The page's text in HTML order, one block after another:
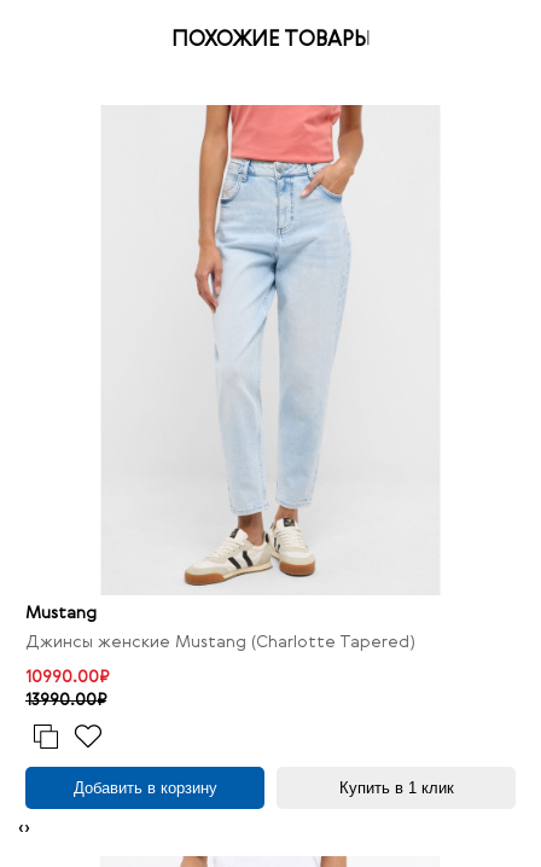
ПОХОЖИЕ ТОВАРЫ
Mustang
Джинсы женские Mustang (Charlotte Tapered)
10990.00₽
13990.00₽
Добавить в корзину Купить в 1 клик
‹›